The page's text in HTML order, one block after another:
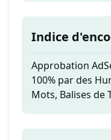
Indice
Approbation
100% par des
Mots, Balises de